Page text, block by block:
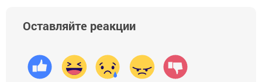
Оставляйте реакции